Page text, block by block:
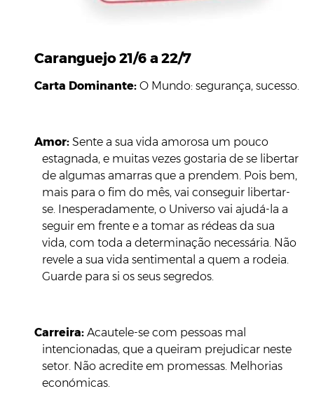
Caranguejo 21/6 a 22/7
Carta Dominante: O Mundo: segurança, sucesso.
Amor:Sente a sua vida amorosa um pouco
estagnada, e muitas vezes gostaria de se libertar
de algumas amarras que a prendem. Pois bem,
mais para o fim do mês, vai conseguir libertar-
se. Inesperadamente, o Universo vai ajudá-la a
seguir em frente e a tomar as rédeas da sua
vida, com toda a determinação necessária. Não
revele a sua vida sentimental a quem a rodeia.
Guarde para si os seus segredos.
Carreira: Acautele-se com pessoas mal
intencionadas, que a queiram prejudicar neste
setor. Não acredite em promessas. Melhorias
económicas.